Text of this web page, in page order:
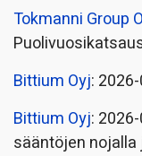
Tokmanni Group
Bittium Oyj:
Bittium Oyj:
sääntöjen